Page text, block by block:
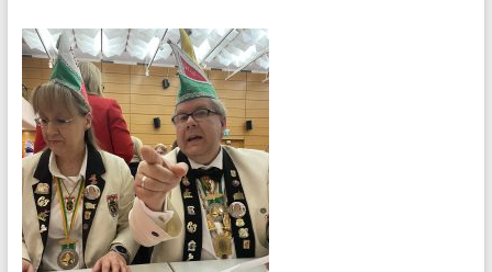
Verein
Waldfischbach
1954
e.V.